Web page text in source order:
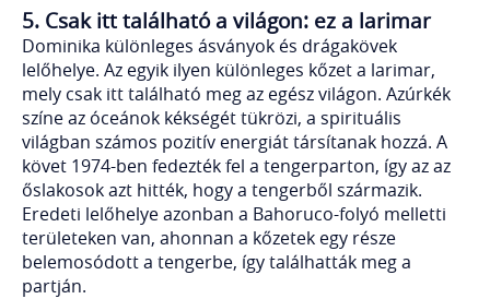
5. Csak itt található a világon: ez a larimar
Dominika különleges ásványok és drágakövek
lelőhelye. Az egyik ilyen különleges kőzet a larimar,
mely csak itt található meg az egész világon. Azúrkék
színe az óceánok kékségét tükrözi, a spirituális
világban számos pozitív energiát társítanak hozzá. A
követ 1974-ben fedezték fel a tengerparton, így az az
őslakosok azt hitték, hogy a tengerből származik.
Eredeti lelőhelye azonban a Bahoruco-folyó melletti
területeken van, ahonnan a kőzetek egy része
belemosódott a tengerbe, így találhatták meg a
partján.